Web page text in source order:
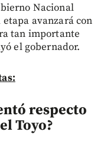
Nacional
avanzará con
tan importante
el gobernador.
respecto
Toyo?